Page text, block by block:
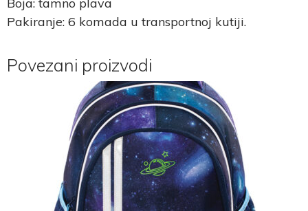
Boja: tamno plava
Pakiranje: 6 komada u transportnoj kutiji.
Povezani proizvodi